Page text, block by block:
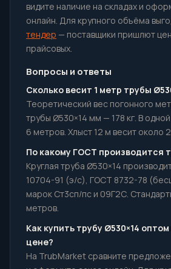
видите наличие на складах и
онлайн. Для крупного объёма
тендер — поставщики пришлют
прайсовых.
Вопросы и ответы
Сколько весит 1 метр трубы
Теоретический вес погонного
трубы Ø530×14 мм — 178 кг. В
6 метров. Хлыст 12 м весит около
По какому ГОСТ производится
Круглая труба Ø530×14
10704-91 (э/с), ГОСТ 8732-78
марок Ст3сп/пс и 09Г2С.
метров.
Как купить трубу Ø530×14
цене?
На TrubMarket сравните